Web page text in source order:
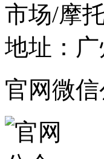
市场/摩
地址：
官网微